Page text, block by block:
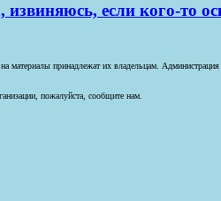
если кого-
принадлежат их владельцам. Администрация
пожалуйста, сообщите нам.